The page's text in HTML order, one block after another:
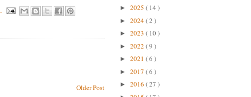
Older Post
► 2025 ( 14 )
► 2024( 2 )
► 2023 ( 10 )
► 2022 ( 9 )
► 2021 ( 6 )
► 2017 ( 6 )
► 2016 ( 27 )